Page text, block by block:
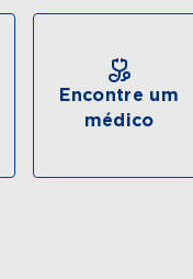
Encontre um
médico